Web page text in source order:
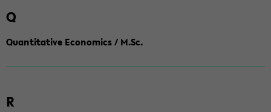
Q
Quantitative Economics / M.Sc.
R